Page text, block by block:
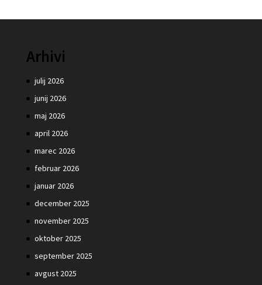
Arhivi
julij 2026
junij 2026
maj 2026
april 2026
marec 2026
februar 2026
januar 2026
december 2025
november 2025
oktober 2025
september 2025
avgust 2025